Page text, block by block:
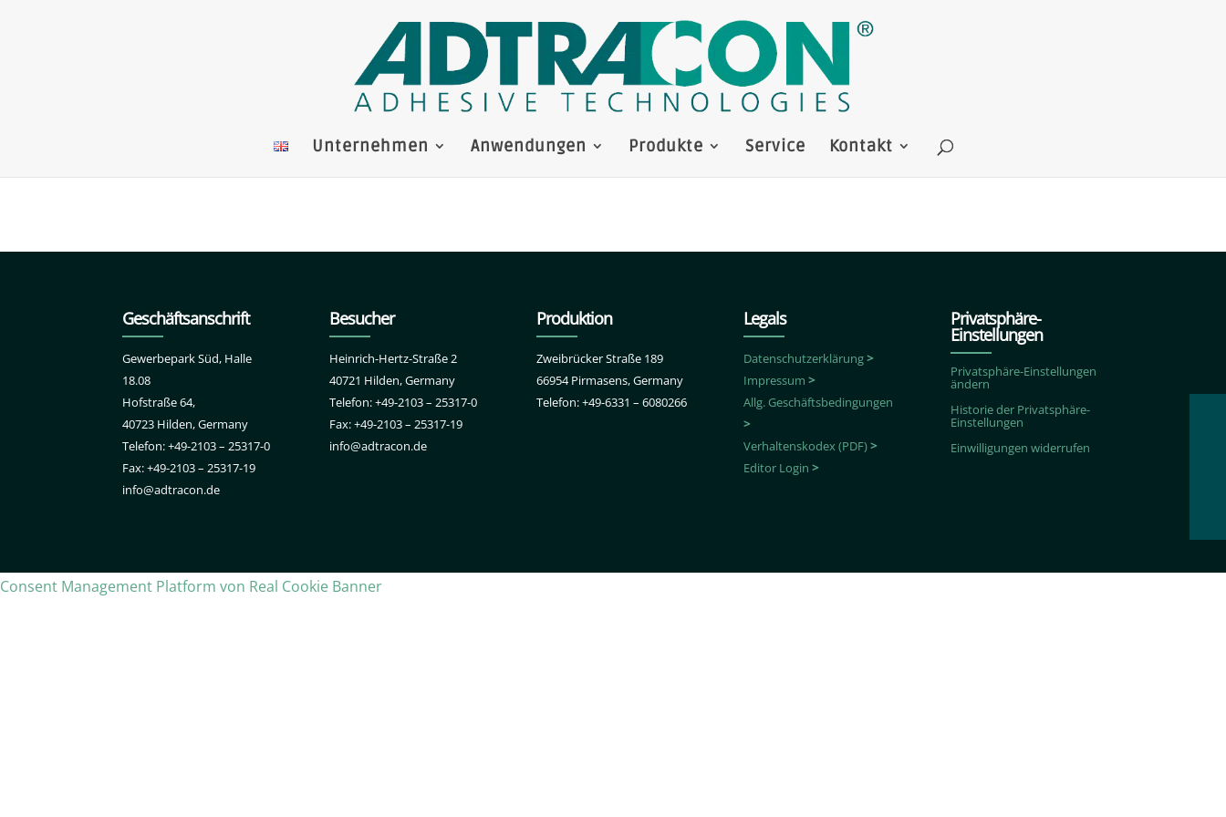
Unternehmen Anwendungen Produkte Service Kontakt
Geschäftsanschrift
Gewerbepark Süd, Halle
18.08
Hofstraße 64,
40723 Hilden, Germany
Telefon: +49-2103 – 25317-0
Fax: +49-2103 – 25317-19
info@adtracon.de
Besucher
Heinrich-Hertz-Straße 2
40721 Hilden, Germany
Telefon: +49-2103 – 25317-0
Fax: +49-2103 – 25317-19
info@adtracon.de
Produktion
Zweibrücker Straße 189
66954 Pirmasens, Germany
Telefon: +49-6331 – 6080266
Legals
Datenschutzerklärung>
Impressum >
Allg. Geschäftsbedingungen
>
Verhaltenskodex (PDF)>
Editor Login >
Privatsphäre-
Einstellungen
Privatsphäre-Einstellungen
ändern
Historie der Privatsphäre-
Einstellungen
Einwilligungen widerrufen
Consent Management Platform von Real Cookie Banner